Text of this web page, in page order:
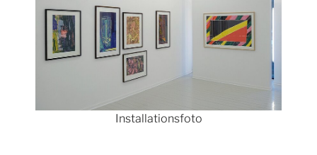
Installationsfoto